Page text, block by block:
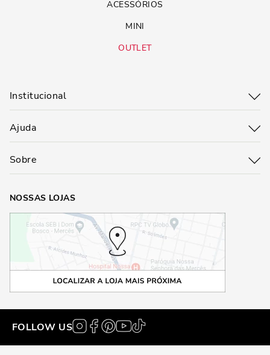
ACESSÓRIOS
MINI
OUTLET
Institucional
Ajuda
Sobre
NOSSAS LOJAS
FOLLOW US